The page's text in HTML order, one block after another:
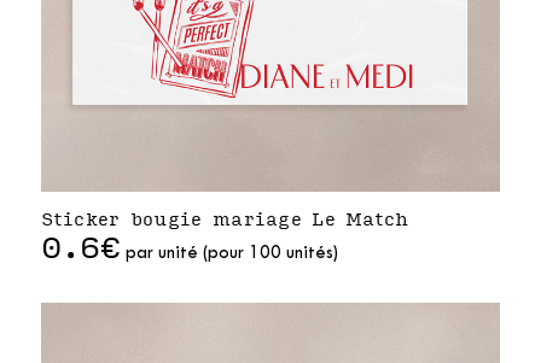
Sticker bougie mariage Le Match
0.6€ par unité (pour 100 unités)